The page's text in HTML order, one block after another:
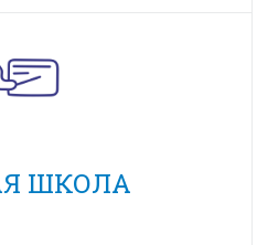
ШКОЛА